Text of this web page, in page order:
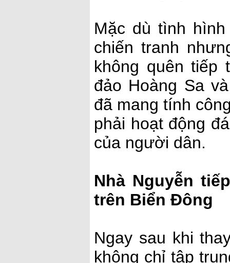
Mặc dù tình
chiến tranh
không quên tiếp
đảo Hoàng Sa
đã mang tính
phải hoạt động
của người dân.
Nhà Nguyễn
trên Biển Đông
Ngay sau khi
không chỉ tập